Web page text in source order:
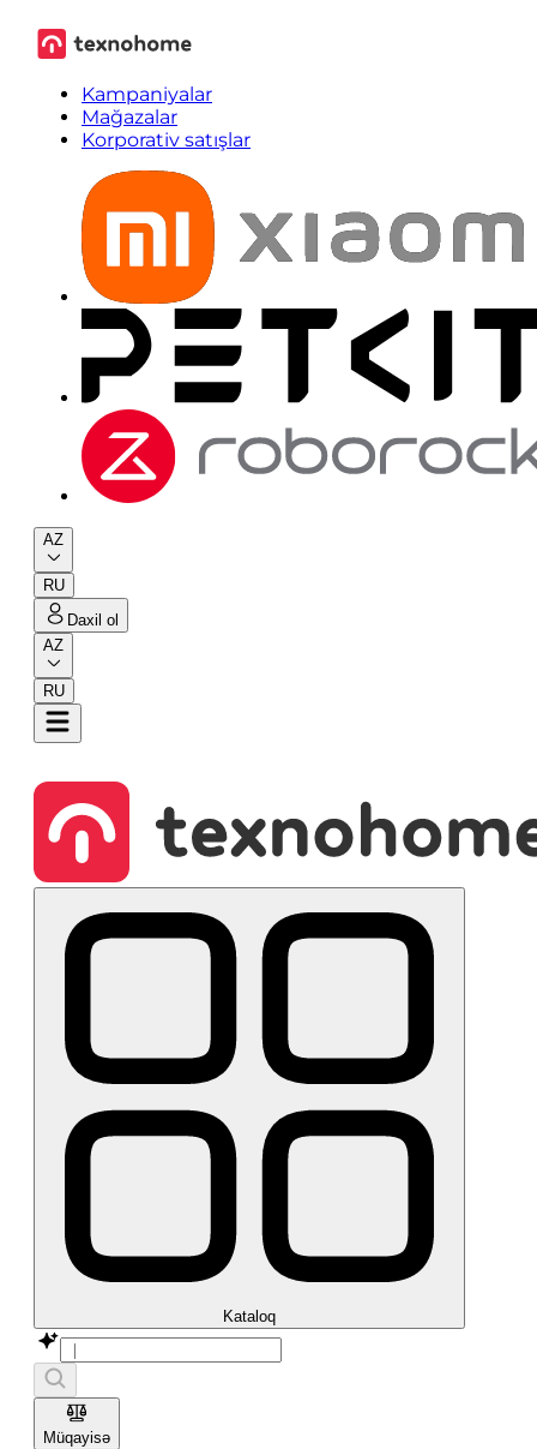
Kampaniyalar
Mağazalar
Korporativ satışlar
AZ
RU
Daxil ol
AZ
RU
Kataloq
Müqayisə